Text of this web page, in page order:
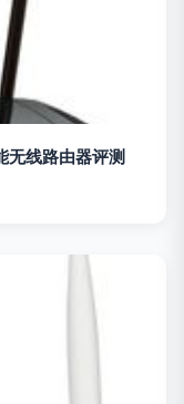
线路由器评测